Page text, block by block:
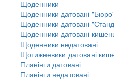
Щоденники
Щоденники датовані
Щоденники датовані
Щоденники датовані
Щоденники недатовані
Щотижневики датовані
Планінги датовані
Планінги недатовані